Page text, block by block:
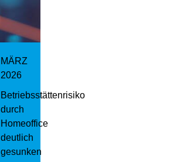
MÄRZ
2026
Betriebsstättenrisiko
durch
Homeoffice
deutlich
gesunken